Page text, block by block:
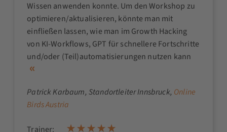
Wissen anwenden konnte. Um den Workshop zu
optimieren/aktualisieren, könnte man mit
einfließen lassen, wie man im Growth Hacking
von KI-Workflows, GPT für schnellere Fortschritte
und/oder (Teil)automatisierungen nutzen kann
Patrick Karbaum, Standortleiter Innsbruck, Online
Birds Austria
Trainer: